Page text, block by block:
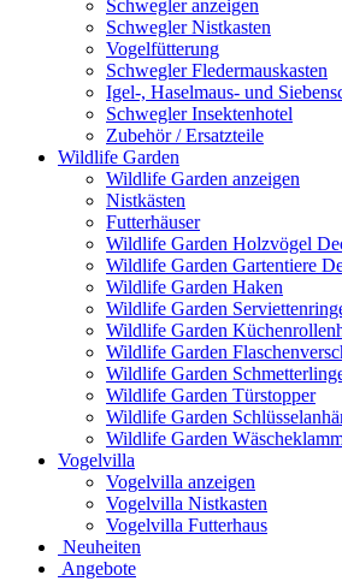
Schwegler anzeigen
Schwegler Nistkasten
Vogelfütterung
Schwegler Fledermauskasten
Igel-, Haselmaus- und
Schwegler Insektenhotel
Zubehör / Ersatzteile
Wildlife Garden
Wildlife Garden anzeigen
Nistkästen
Futterhäuser
Wildlife Garden Holzvögel
Wildlife Garden Gartentiere
Wildlife Garden Haken
Wildlife Garden
Wildlife Garden
Wildlife Garden
Wildlife Garden
Wildlife Garden Türstopper
Wildlife Garden
Wildlife Garden
Vogelvilla
Vogelvilla anzeigen
Vogelvilla Nistkasten
Vogelvilla Futterhaus
Neuheiten
Angebote